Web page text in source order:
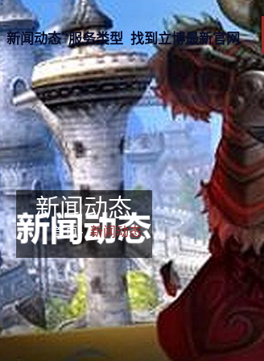
新闻动态 服务类型 找到立博最新官网
新闻动态
首页- 新闻动态